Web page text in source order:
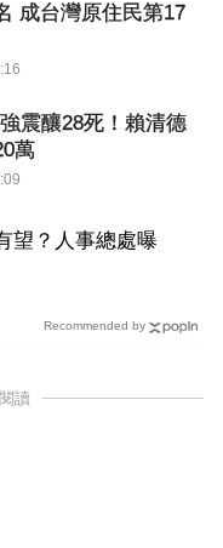
成台灣原住民第17
震釀28死！賴清德
萬
望？人事總處曝
Recommended by
讀